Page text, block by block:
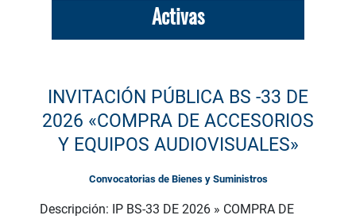
Activas
INVITACIÓN PÚBLICA BS -33 DE
2026 «COMPRA DE ACCESORIOS
Y EQUIPOS AUDIOVISUALES»
Convocatorias de Bienes y Suministros
Descripción: IP BS-33 DE 2026 » COMPRA DE